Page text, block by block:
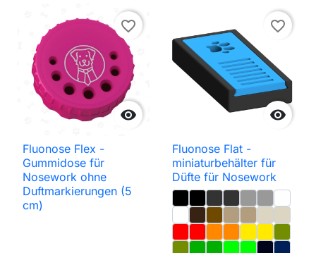

favorite_border
Fluonose Flex -
Gummidose für
Nosework ohne
Duftmarkierungen (5
cm)

favorite_border
Fluonose Flat -
miniaturbehälter für
Düfte für Nosework